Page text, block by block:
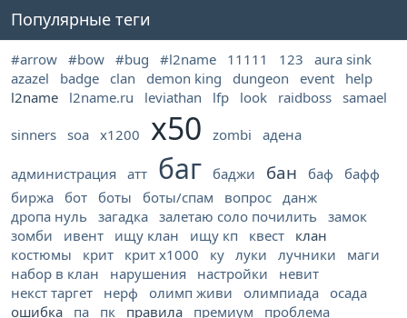
Популярные теги
#arrow #bow #bug #l2name 11111 123
aura sink
azazel
badge clan demon king dungeon event
help
l2name
l2name.ru leviathan lfp look raidboss samael
sinners soa x1200 x50 zombi адена
администрация атт баг баджи бан баф
бафф
биржа бот боты боты/спам вопрос данж
дропа нуль
загадка залетаю соло почилить
замок
зомби
ивент ищу клан ищу кп квест
клан
костюмы
крит крит х1000 ку луки лучники
маги
набор в клан
нарушения настройки
невит
некст таргет
нерф олимп живи олимпиада
осада
ошибка
па пк правила премиум
проблема